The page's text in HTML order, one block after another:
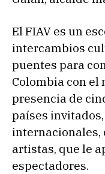
El FIAV es un
intercambios
puentes para
Colombia con el
presencia de
países
internacionales,
artistas, que le
espectadores.